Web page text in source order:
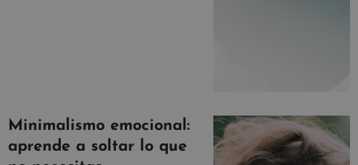
Minimalismo emocional:
aprende a soltar lo que